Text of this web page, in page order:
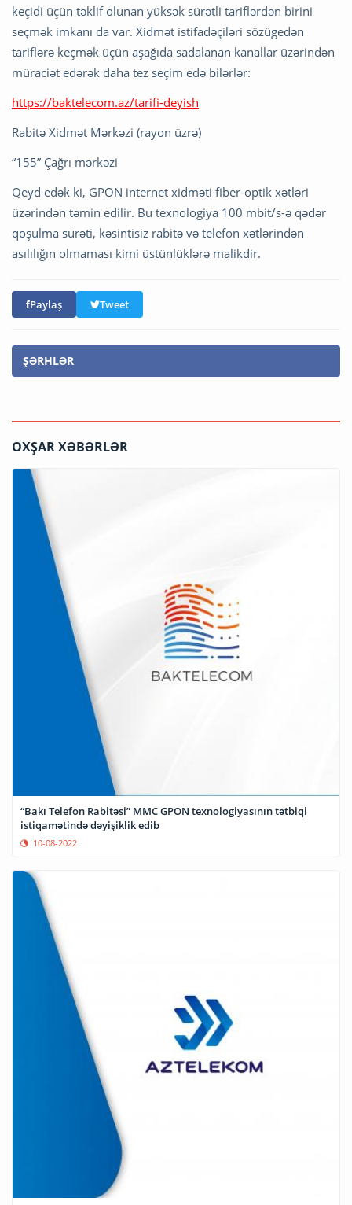
keçidi üçün təklif olunan yüksək sürətli tariflərdən birini
seçmək imkanı da var. Xidmət istifadəçiləri sözügedən
tariflərə keçmək üçün aşağıda sadalanan kanallar üzərindən
müraciət edərək daha tez seçim edə bilərlər:
https://baktelecom.az/tarifi-deyish
Rabitə Xidmət Mərkəzi (rayon üzrə)
“155” Çağrı mərkəzi
Qeyd edək ki, GPON internet xidməti fiber-optik xətləri
üzərindən təmin edilir. Bu texnologiya 100 mbit/s-ə qədər
qoşulma sürəti, kəsintisiz rabitə və telefon xətlərindən
asılılığın olmaması kimi üstünlüklərə malikdir.
Paylaş Tweet
ŞƏRHLƏR
OXŞAR XƏBƏRLƏR
“Bakı Telefon Rabitəsi” MMC GPON texnologiyasının tətbiqi
istiqamətində dəyişiklik edib
10-08-2022